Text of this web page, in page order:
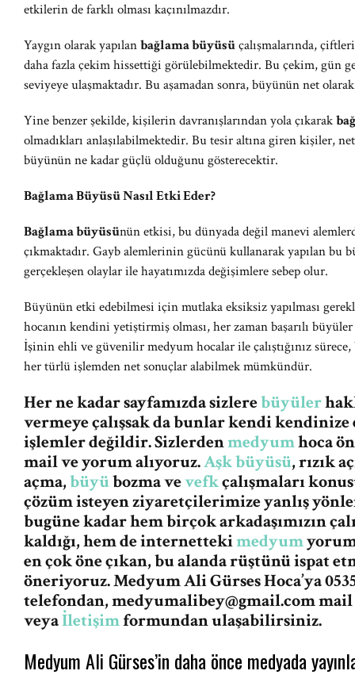
etkilerin de farklı olması kaçınılmazdır.
Yaygın olarak yapılanbağlama büyüsüçalışmalarında,
daha fazla çekim hissettiği görülebilmektedir. Bu çekim, gün
seviyeye ulaşmaktadır. Bu aşamadan sonra, büyünün net
Yine benzer şekilde, kişilerin davranışlarından yola çıkarak
olmadıkları anlaşılabilmektedir. Bu tesir altına giren kişiler,
büyünün ne kadar güçlü olduğunu gösterecektir.
Bağlama Büyüsü Nasıl Etki Eder?
Bağlama büyüsünün etkisi, bu dünyada değil manevi
çıkmaktadır. Gayb alemlerinin gücünü kullanarak yapılan bu
gerçekleşen olaylar ile hayatımızda değişimlere sebep olur.
Büyünün etki edebilmesi için mutlaka eksiksiz yapılması
hocanın kendini yetiştirmiş olması, her zaman başarılı
İşinin ehli ve güvenilir medyum hocalar ile çalıştığınız sürece,
her türlü işlemden net sonuçlar alabilmek mümkündür.
Her ne kadar sayfamızda sizlerebüyüler
vermeye çalışsak da bunlar kendi
işlemler değildir. Sizlerdenmedyumhoca
mail ve yorum alıyoruz.Aşk büyüsü, rızık
açma,büyübozma vevefkçalışmaları
çözüm isteyen ziyaretçilerimize yanlış
bugüne kadar hem birçok arkadaşımızın
kaldığı, hem de internettekimedyum
en çok öne çıkan, bu alanda rüştünü ispat
öneriyoruz. Medyum Ali Gürses Hoca’ya
telefondan,medyumalibey@gmail.commail
veyaİletişimformundan ulaşabilirsiniz.
Medyum Ali Gürses’in daha önce medyada